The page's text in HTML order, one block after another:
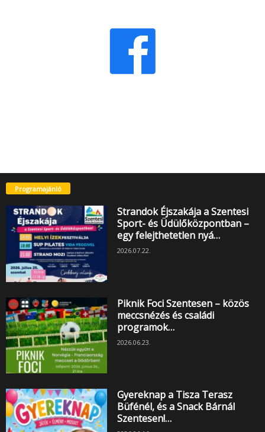
Programajánló
Strandok Éjszakája a Szentesi
Sport- és Üdülőközpontban –
egy felejthetetlen nyá…
2026.07.22.
Piknik Foci Szentesen – közös
meccsnézés és családi
programok…
2026.06.23.
Gyereknap a Tisza Terasz
Büfénél, és a Snack Bárnál
Szentesen!…